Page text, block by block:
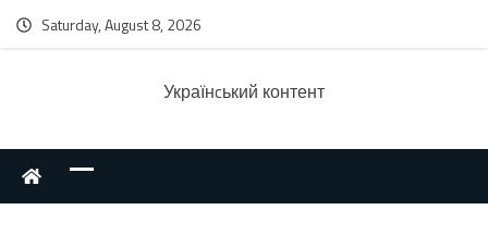
Saturday, August 8, 2026
Українcький контент